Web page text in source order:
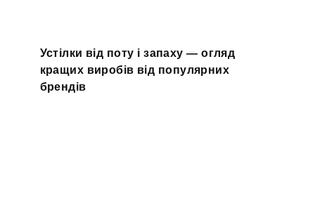
Устілки від поту і запаху — огляд
кращих виробів від популярних
брендів